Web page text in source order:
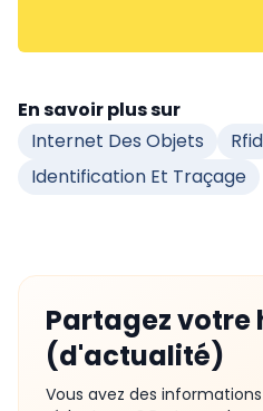
En savoir plus sur
Internet Des Objets
Rfid
Identification Et Traçage
Partagez votre
(d'actualité)
Vous avez des